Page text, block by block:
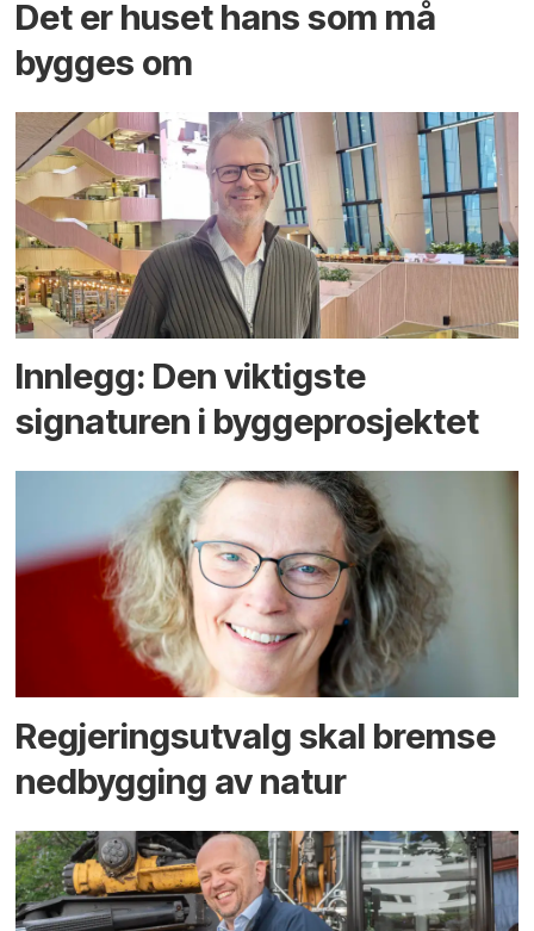
Det er huset hans som må
bygges om
Innlegg: Den viktigste
signaturen i bygge­­prosjektet
Regjerings­utvalg skal bremse
ned­bygging av natur